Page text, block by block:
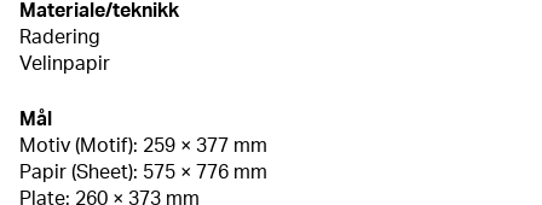
Materiale/teknikk
Radering
Velinpapir
Mål
Motiv (Motif): 259 × 377 mm
Papir (Sheet): 575 × 776 mm
Plate: 260 × 373 mm